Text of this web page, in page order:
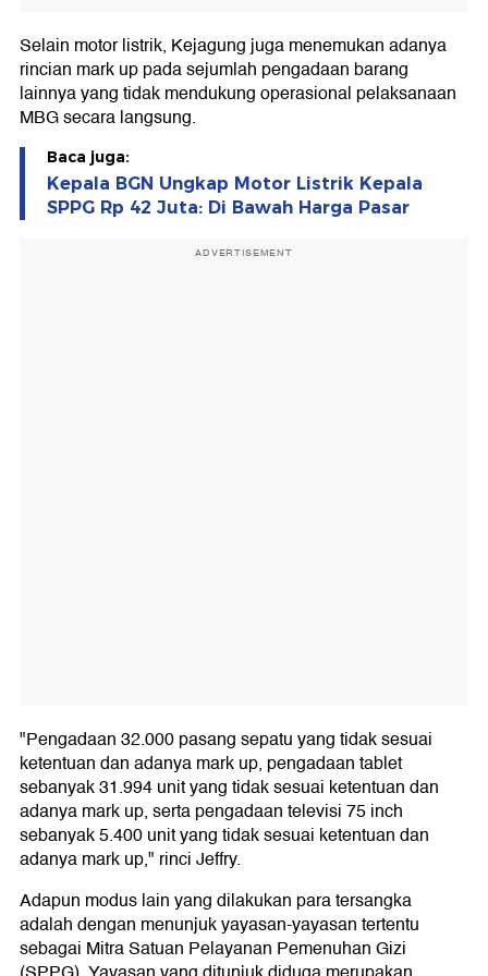
Selain motor listrik, Kejagung juga menemukan adanya
rincian mark up pada sejumlah pengadaan barang
lainnya yang tidak mendukung operasional pelaksanaan
MBG secara langsung.
Baca juga:
Kepala BGN Ungkap Motor Listrik Kepala
SPPG Rp 42 Juta: Di Bawah Harga Pasar
ADVERTISEMENT
"Pengadaan 32.000 pasang sepatu yang tidak sesuai
ketentuan dan adanya mark up, pengadaan tablet
sebanyak 31.994 unit yang tidak sesuai ketentuan dan
adanya mark up, serta pengadaan televisi 75 inch
sebanyak 5.400 unit yang tidak sesuai ketentuan dan
adanya mark up," rinci Jeffry.
Adapun modus lain yang dilakukan para tersangka
adalah dengan menunjuk yayasan-yayasan tertentu
sebagai Mitra Satuan Pelayanan Pemenuhan Gizi